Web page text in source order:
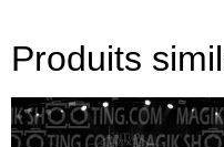
Produits